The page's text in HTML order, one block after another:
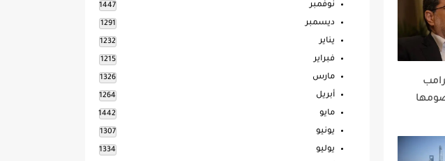
نوفمبر 1447
ديسمبر 1291
يناير 1232
فبراير 1215
مارس 1326
أبريل 1264
مايو 1442
يونيو 1307
يوليو 1334